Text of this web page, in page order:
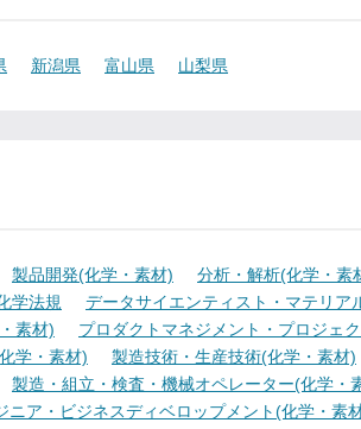
新潟県 富山県 山梨県
製品開発(化学・素材) 分析・解析(化学・素
学法規
データサイエンティスト・マテリア
素材)
プロダクトマネジメント・プロジェ
学・素材)
製造技術・生産技術(化学・素材)
製造・組立・検査・機械オペレーター(化学・
ニア・ビジネスディベロップメント(化学・素